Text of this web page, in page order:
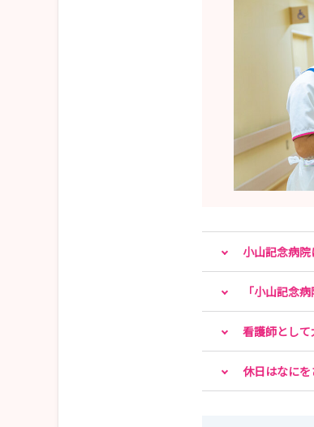
小山記念病
「小山記念
看護師として
休日はなにを